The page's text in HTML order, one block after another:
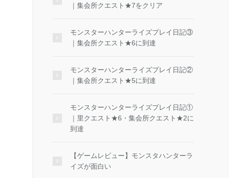
｜集会所クエスト★7をクリア
モンスターハンターライズプレイ日記③
｜集会所クエスト★6に到達
モンスターハンターライズプレイ日記②
｜集会所クエスト★5に到達
モンスターハンターライズプレイ日記①
｜里クエスト★6・集会所クエスト★2に
到達
【ゲームレビュー】モンスタハンターラ
イズが面白い